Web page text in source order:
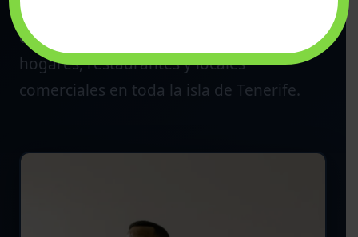
de campanas extractoras, extractores de
cocina y sistemas de ventilación para
hogares, restaurantes y locales
comerciales en toda la isla de Tenerife.